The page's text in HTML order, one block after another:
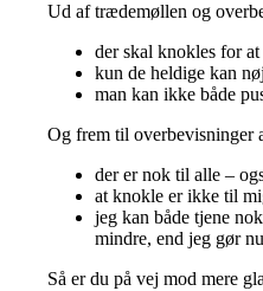
Ud af trædemøllen og
der skal knokles for at
kun de heldige kan
man kan ikke både
Og frem til overbevisninger
der er nok til alle –
at knokle er ikke til
jeg kan både tjene
mindre, end jeg gør
Så er du på vej mod mere